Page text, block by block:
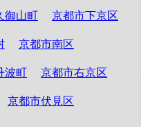
御山町 京都市下京区
京都市南区
波町 京都市右京区
京都市伏見区